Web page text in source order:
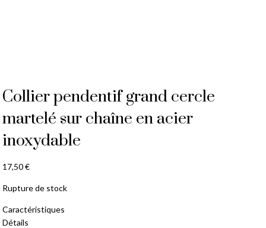
Collier pendentif grand cercle
martelé sur chaîne en acier
inoxydable
17,50€
Rupture de stock
Caractéristiques
Détails